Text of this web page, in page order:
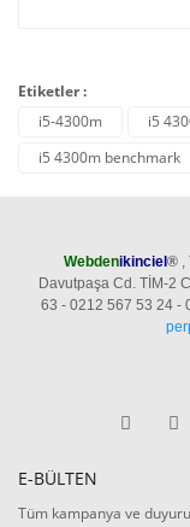
Etiketler :
i5-4300m
i5
i5 4300m benchmark
Webdenikinciel ®,
Davutpaşa Cd. TİM-2 C
63 - 0212 567 53 24 -
E-BÜLTEN
Tüm kampanya ve